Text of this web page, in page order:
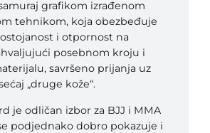
grafikom izrađenom
tehnikom, koja obezbeđuje
i otpornost na
posebnom kroju i
savršeno prijanja uz
„druge kože“.
je odličan izbor za BJJ i MMA
podjednako dobro pokazuje i